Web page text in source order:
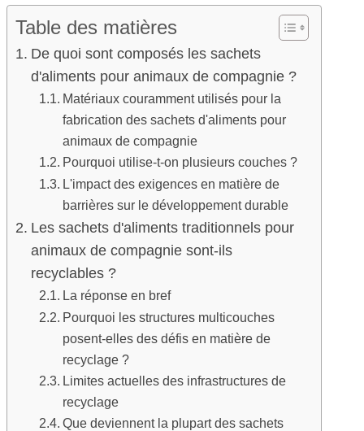
Table des matières
De quoi sont composés les sachets
d'aliments pour animaux de compagnie ?
Matériaux couramment utilisés pour la
fabrication des sachets d'aliments pour
animaux de compagnie
Pourquoi utilise-t-on plusieurs couches ?
L'impact des exigences en matière de
barrières sur le développement durable
Les sachets d'aliments traditionnels pour
animaux de compagnie sont-ils
recyclables ?
La réponse en bref
Pourquoi les structures multicouches
posent-elles des défis en matière de
recyclage ?
Limites actuelles des infrastructures de
recyclage
Que deviennent la plupart des sachets